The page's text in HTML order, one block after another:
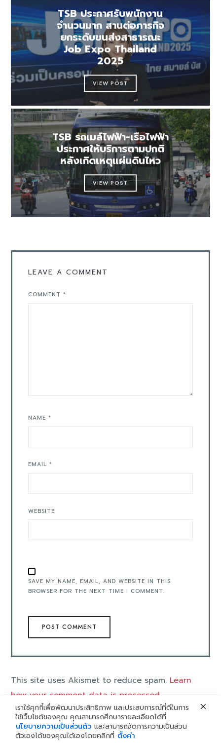
TSB ประกาศรับพนักงาน
จำนวนมาก สานต่อภารกิจ
ยกระดับขนส่งสาธารณะ
Job Expo Thailand
2025
VIEW POST
TSB รถเมล์ไฟฟ้า-เรือไฟฟ้า
ประกาศให้บริการตามปกติ
หลังเกิดเหตุแผ่นดินไหว
VIEW POST
LEAVE A COMMENT
COMMENT*
NAME*
EMAIL*
WEBSITE
SAVE MY NAME, EMAIL, AND WEBSITE IN THIS
BROWSER FOR THE NEXT TIME I COMMENT.
This site uses Akismet to reduce spam. Learn
how your comment data is processed
©2024 THAI SMILE GROUP - THAILAND
เราใช้คุกกี้เพื่อพัฒนาประสิทธิภาพ และประสบการณ์ที่ดีในการ
ใช้เว็บไซต์ของคุณ คุณสามารถศึกษารายละเอียดได้ที่
นโยบายความเป็นส่วนตัว และสามารถจัดการความเป็นส่วน
ตัวเองได้ของคุณได้เองโดยคลิกที่ ตั้งค่า